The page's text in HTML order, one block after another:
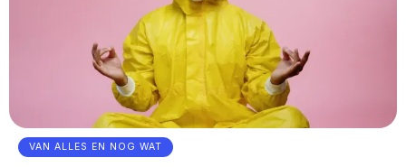
VAN ALLES EN NOG WAT